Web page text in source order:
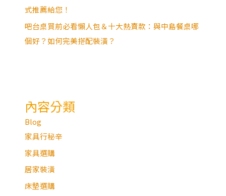
式推薦給您！
吧台桌買前必看懶人包＆十大熱賣款：與中島餐桌哪
個好？如何完美搭配裝潢？
內容分類
Blog
家具行秘辛
家具選購
居家裝潢
床墊選購